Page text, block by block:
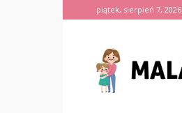
piątek, sierpień 7, 2026
MalaMama.pl